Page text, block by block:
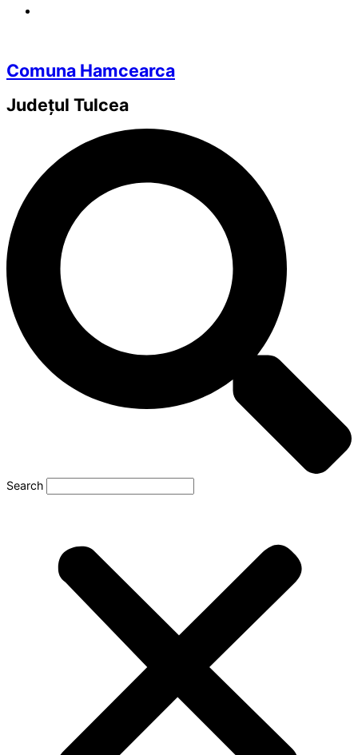
Comuna Hamcearca
Județul Tulcea
Search